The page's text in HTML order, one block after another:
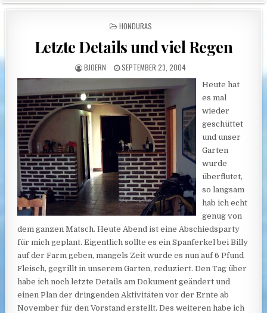
POSTED IN
HONDURAS
Letzte Details und viel Regen
AUTHOR:
BJOERN PUBLISHED DATE:
SEPTEMBER 23, 2004
Heute hat
es mal
wieder
geschüttet
und unser
Garten
wurde
überflutet,
so langsam
hab ich echt
genug von
dem ganzen Matsch. Heute Abend ist eine Abschiedsparty
für mich geplant. Eigentlich sollte es ein Spanferkel bei Billy
auf der Farm geben, mangels Zeit wurde es nun auf 6 Pfund
Fleisch, gegrillt in unserem Garten, reduziert. Den Tag über
habe ich noch letzte Details am Dokument geändert und
einen Plan der dringenden Aktivitäten vor der Ernte ab
November für den Vorstand erstellt. Des weiteren habe ich